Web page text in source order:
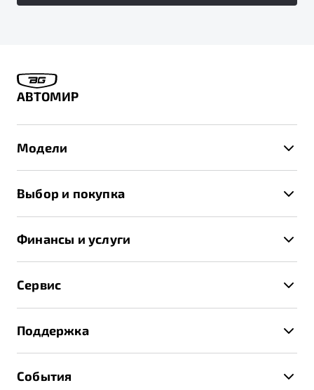
АВТОМИР
Модели
X70
Выбор и покупка
Записаться на тест-драйв
Получить предложение
Финансы и услуги
Страхование
Расчет КАСКО
Сервис
Техническое обслуживание
Поддержка
События